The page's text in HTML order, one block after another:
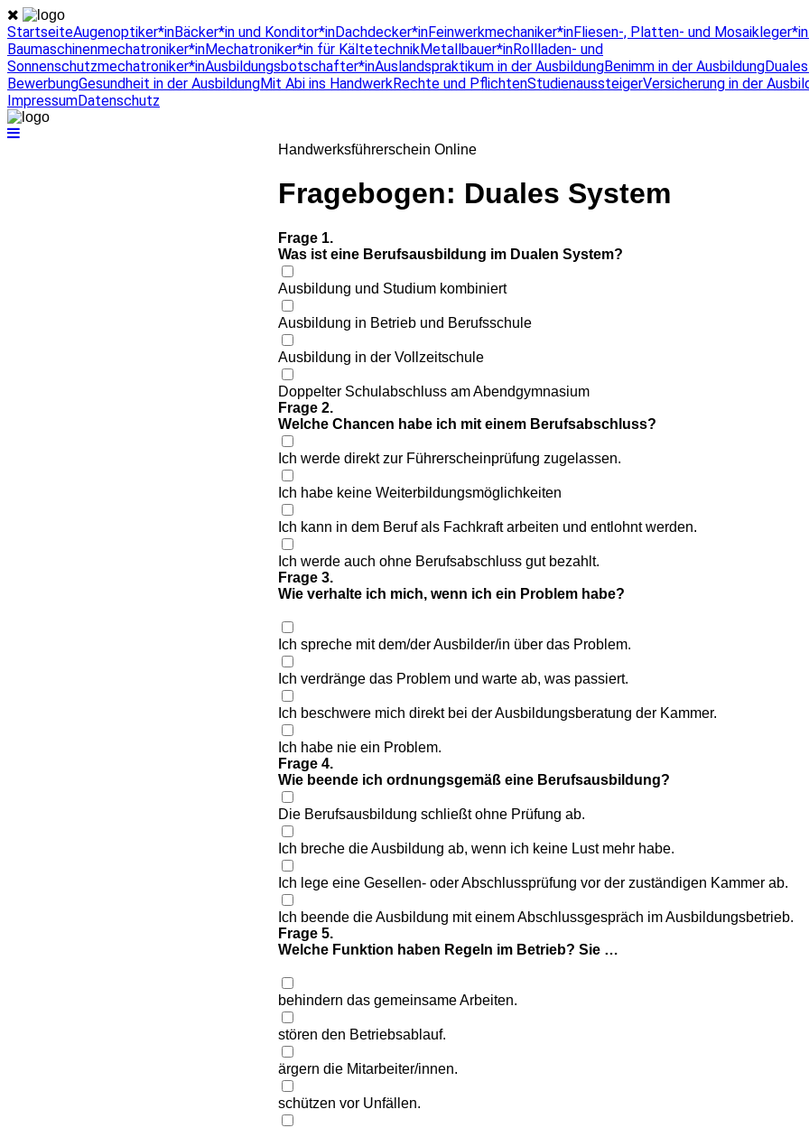
StartseiteAugenoptiker*inBäcker*in und Konditor*inDachdecker*inFeinwerkmechaniker*inFliesen-, Platten- und Mosaikleger*in
Baumaschinenmechatroniker*inMechatroniker*in für KältetechnikMetallbauer*inRollladen- und
Sonnenschutzmechatroniker*inAusbildungsbotschafter*inAuslandspraktikum in der AusbildungBenimm in der Ausbildung
BewerbungGesundheit in der AusbildungMit Abi ins HandwerkRechte und PflichtenStudienaussteigerVersicherung in der
ImpressumDatenschutz
Handwerksführerschein Online
Fragebogen: Duales System
Frage 1.
Was ist eine Berufsausbildung im Dualen System?
Ausbildung und Studium kombiniert
Ausbildung in Betrieb und Berufsschule
Ausbildung in der Vollzeitschule
Doppelter Schulabschluss am Abendgymnasium
Frage 2.
Welche Chancen habe ich mit einem Berufsabschluss?
Ich werde direkt zur Führerscheinprüfung zugelassen.
Ich habe keine Weiterbildungsmöglichkeiten
Ich kann in dem Beruf als Fachkraft arbeiten und entlohnt werden.
Ich werde auch ohne Berufsabschluss gut bezahlt.
Frage 3.
Wie verhalte ich mich, wenn ich ein Problem habe?
Ich spreche mit dem/der Ausbilder/in über das Problem.
Ich verdränge das Problem und warte ab, was passiert.
Ich beschwere mich direkt bei der Ausbildungsberatung der Kammer.
Ich habe nie ein Problem.
Frage 4.
Wie beende ich ordnungsgemäß eine Berufsausbildung?
Die Berufsausbildung schließt ohne Prüfung ab.
Ich breche die Ausbildung ab, wenn ich keine Lust mehr habe.
Ich lege eine Gesellen- oder Abschlussprüfung vor der zuständigen Kammer ab.
Ich beende die Ausbildung mit einem Abschlussgespräch im Ausbildungsbetrieb.
Frage 5.
Welche Funktion haben Regeln im Betrieb? Sie …
behindern das gemeinsame Arbeiten.
stören den Betriebsablauf.
ärgern die Mitarbeiter/innen.
schützen vor Unfällen.